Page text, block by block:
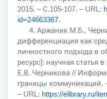
2015. – С.105-107. – URL:
id=24663367.
4. Аржаник М.Б.,
дифференциация как
личностного подхода в
ресурс]: научная статья
Е.В. Черникова //
границы коммуникаций.
– URL: https://elibrary.ru/